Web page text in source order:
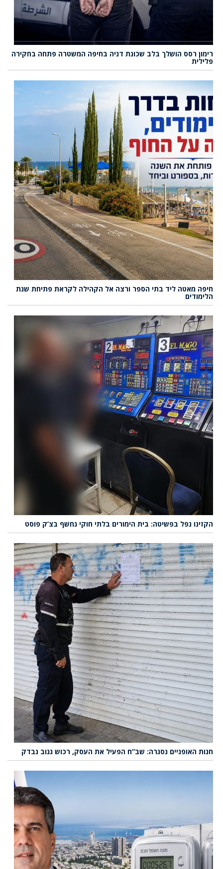
רימון רסס הושלך בלב שכונת דניה בחיפה המשטרה פתחה בחקירה
פלילית
חיפה מאטה ליד בתי הספר ורצה אל הקהילה לקראת פתיחת שנת
הלימודים
הקזינו נפל בפשיטה: בית הימורים בלתי חוקי נחשף בצ’ק פוסט
חנות האופניים נסגרה: שב”ח הפעיל את העסק, רכוש גנוב נבדק